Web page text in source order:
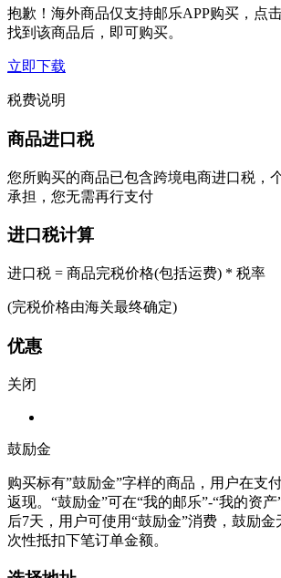
抱歉！海外商品仅支持邮乐APP购买，点
找到该商品后，即可购买。
立即下载
税费说明
商品进口税
您所购买的商品已包含跨境电商进口税，
承担，您无需再行支付
进口税计算
进口税 = 商品完税价格(包括运费) * 税率
(完税价格由海关最终确定)
优惠
关闭
鼓励金
购买标有”鼓励金”字样的商品，用户在支
返现。“鼓励金”可在“我的邮乐”-“我的资
后7天，用户可使用“鼓励金”消费，鼓励
次性抵扣下笔订单金额。